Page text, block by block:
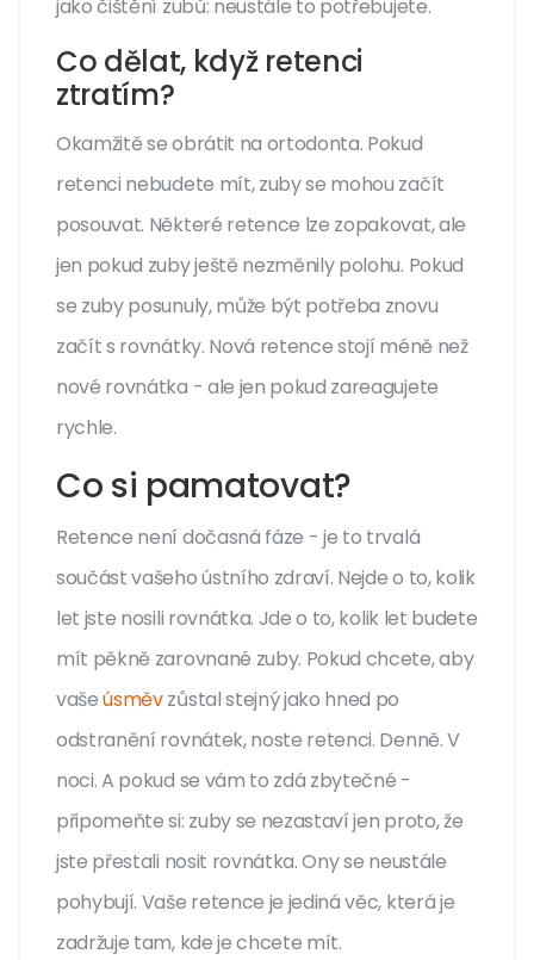
jako čištění zubů: neustále to potřebujete.
Co dělat, když retenci
ztratím?
Okamžitě se obrátit na ortodonta. Pokud
retenci nebudete mít, zuby se mohou začít
posouvat. Některé retence lze zopakovat, ale
jen pokud zuby ještě nezměnily polohu. Pokud
se zuby posunuly, může být potřeba znovu
začít s rovnátky. Nová retence stojí méně než
nové rovnátka - ale jen pokud zareagujete
rychle.
Co si pamatovat?
Retence není dočasná fáze - je to trvalá
součást vašeho ústního zdraví. Nejde o to, kolik
let jste nosili rovnátka. Jde o to, kolik let budete
mít pěkně zarovnané zuby. Pokud chcete, aby
vašeúsměvzůstal stejný jako hned po
odstranění rovnátek, noste retenci. Denně. V
noci. A pokud se vám to zdá zbytečné -
připomeňte si: zuby se nezastaví jen proto, že
jste přestali nosit rovnátka. Ony se neustále
pohybují. Vaše retence je jediná věc, která je
zadržuje tam, kde je chcete mít.